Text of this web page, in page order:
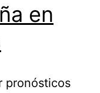
en
pronósticos